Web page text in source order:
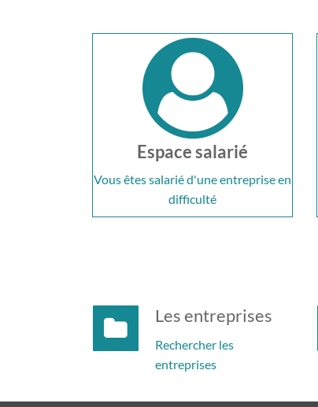
Espace salarié
Vous êtes salarié d'une entreprise en
difficulté
Les entreprises
Rechercher les
entreprises